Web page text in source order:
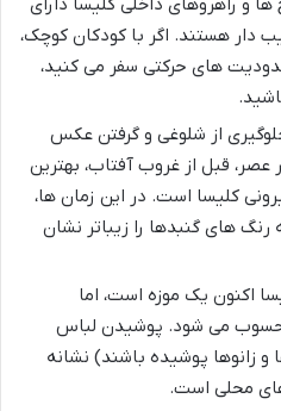
دار هستند. اگر با کودکان کوچک،
های حرکتی سفر می کنید،
از شلوغی و گرفتن عکس
عصر، قبل از غروب آفتاب، بهترین
کلیسا است. در این زمان ها،
رنگ های گنبدها را زیباتر نشان
اکنون یک موزه است، اما
می شود. پوشیدن لباس
زانوها پوشیده باشند) نشانه
محلی است.